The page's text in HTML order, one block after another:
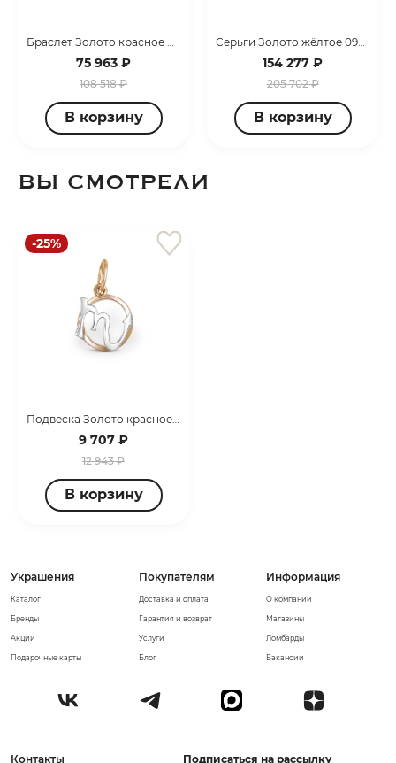
Браслет Золото красное 099070_09_01_000_2848
75 963 ₽
108 518 ₽
В корзину
Серьги Золото жёлтое 099108_02_03_005_3129
154 277 ₽
205 702 ₽
В корзину
ВЫ СМОТРЕЛИ
-25%
Подвеска Золото красное 095854_03_01_005_0000
9 707 ₽
12 943 ₽
В корзину
Информация
О компании
Магазины
Ломбарды
Вакансии
Украшения
Каталог
Бренды
Акции
Подарочные карты
Покупателям
Доставка и оплата
Гарантия и возврат
Услуги
Блог
Контакты Подписаться на рассылку